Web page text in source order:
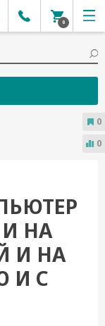
0
И НА
И НА
И С
0
0